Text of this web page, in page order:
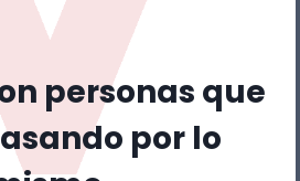
personas que
por lo